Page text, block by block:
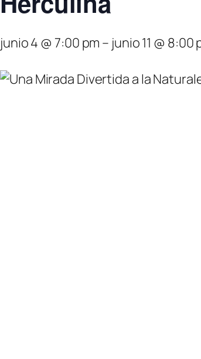
junio 4 @ 7:00 pm – junio 11 @ 8:00